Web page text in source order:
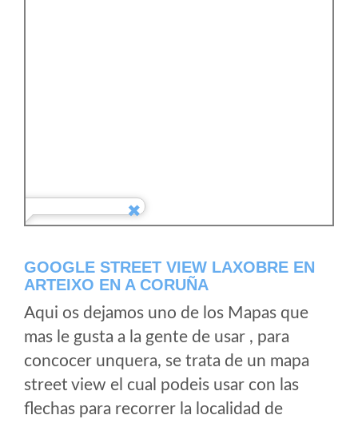
GOOGLE STREET VIEW LAXOBRE EN
ARTEIXO EN A CORUÑA
Aqui os dejamos uno de los Mapas que
mas le gusta a la gente de usar , para
concocer unquera, se trata de un mapa
street view el cual podeis usar con las
flechas para recorrer la localidad de